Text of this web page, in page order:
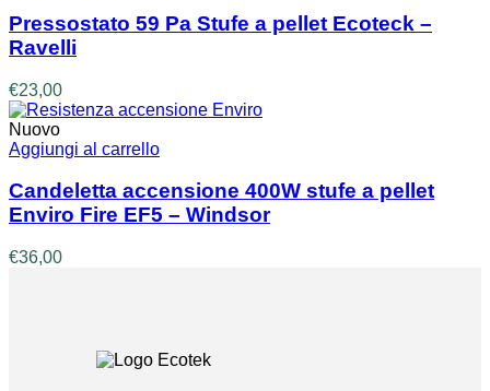
pagina
del
a
€3,70
Pressostato 59 Pa Stufe a pellet Ecoteck –
Ravelli
€23,00
Nuovo
Aggiungi al carrello
Candeletta accensione 400W stufe a pellet
Enviro Fire EF5 – Windsor
€36,00